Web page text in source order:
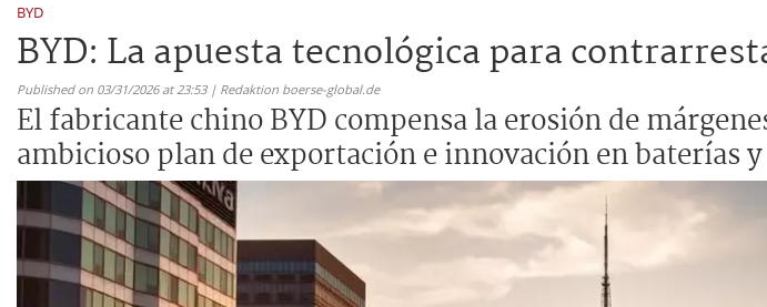
BYD
BYD: La apuesta tecnológica para
Published on 03/31/2026 at 23:53 | Redaktion boerse-global.de
El fabricante chino BYD compensa la erosión de
ambicioso plan de exportación e innovación en baterías